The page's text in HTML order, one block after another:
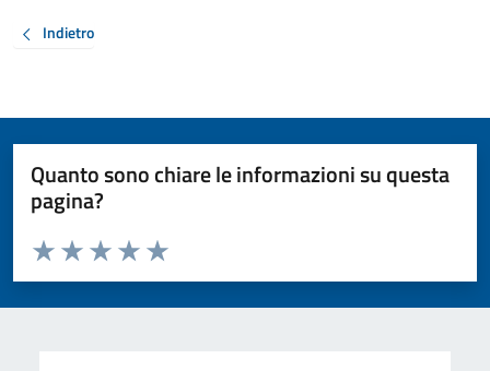
Indietro
Quanto sono chiare le informazioni su questa
pagina?
Valuta da 1 a 5 stelle la pagina
Valuta 5 stelle su 5
Valuta 4 stelle su 5
Valuta 3 stelle su 5
Valuta 2 stelle su 5
Valuta 1 stelle su 5